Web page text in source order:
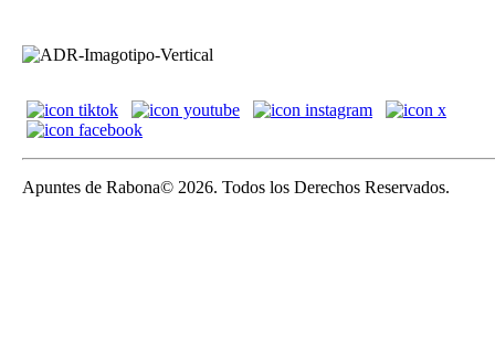
Apuntes de Rabona© 2026. Todos los Derechos Reservados.